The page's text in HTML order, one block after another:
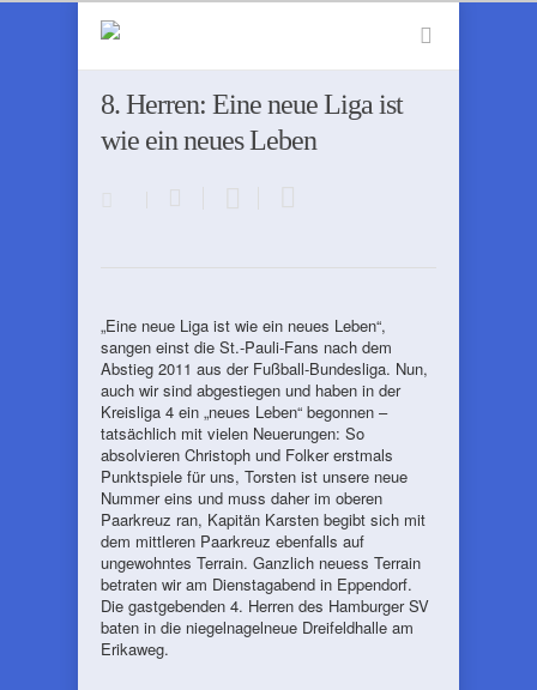
8. Herren: Eine neue Liga ist
wie ein neues Leben
„Eine neue Liga ist wie ein neues Leben“,
sangen einst die St.-Pauli-Fans nach dem
Abstieg 2011 aus der Fußball-Bundesliga. Nun,
auch wir sind abgestiegen und haben in der
Kreisliga 4 ein „neues Leben“ begonnen –
tatsächlich mit vielen Neuerungen: So
absolvieren Christoph und Folker erstmals
Punktspiele für uns, Torsten ist unsere neue
Nummer eins und muss daher im oberen
Paarkreuz ran, Kapitän Karsten begibt sich mit
dem mittleren Paarkreuz ebenfalls auf
ungewohntes Terrain. Ganzlich neuess Terrain
betraten wir am Dienstagabend in Eppendorf.
Die gastgebenden 4. Herren des Hamburger SV
baten in die niegelnagelneue Dreifeldhalle am
Erikaweg.